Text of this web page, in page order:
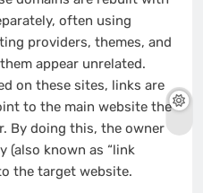
often using
providers, themes, and
appear unrelated.
on these sites, links are
to the main website the
By doing this, the owner
(also known as “link
the target website.